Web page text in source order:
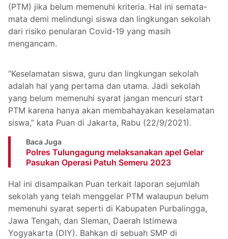
(PTM) jika belum memenuhi kriteria. Hal ini semata-
mata demi melindungi siswa dan lingkungan sekolah
dari risiko penularan Covid-19 yang masih
mengancam.
“Keselamatan siswa, guru dan lingkungan sekolah
adalah hal yang pertama dan utama. Jadi sekolah
yang belum memenuhi syarat jangan mencuri start
PTM karena hanya akan membahayakan keselamatan
siswa,” kata Puan di Jakarta, Rabu (22/9/2021).
Baca Juga
Polres Tulungagung melaksanakan apel Gelar
Pasukan Operasi Patuh Semeru 2023
Hal ini disampaikan Puan terkait laporan sejumlah
sekolah yang telah menggelar PTM walaupun belum
memenuhi syarat seperti di Kabupaten Purbalingga,
Jawa Tengah, dan Sleman, Daerah Istimewa
Yogyakarta (DIY). Bahkan di sebuah SMP di